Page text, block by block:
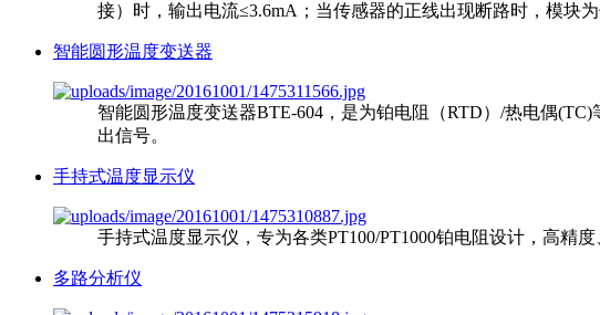
接）时，输出电流≤3.6mA；当传感器的正线出现断路时，模块
智能圆形温度变送器
智能圆形温度变送器BTE-604，是为铂电阻（RTD）/热电偶
出信号。
手持式温度显示仪
手持式温度显示仪，专为各类PT100/PT1000铂电阻设计，高精
多路分析仪